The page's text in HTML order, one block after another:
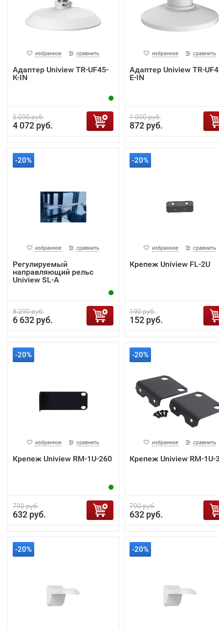
избранное сравнить
Адаптер Uniview TR-UF45-
K-IN
5 090 руб.
4 072 руб.
избранное сравнить
Адаптер Uniview TR-
E-IN
1 090 руб.
872 руб.
-20%
избранное сравнить
Регулируемый
направляющий рельс
Uniview SL-A
8 290 руб.
6 632 руб.
-20%
избранное сравнить
Крепеж Uniview FL-2U
190 руб.
152 руб.
-20%
избранное сравнить
Крепеж Uniview RM-1U-260
790 руб.
632 руб.
-20%
избранное сравнить
Крепеж Uniview RM-1U-
790 руб.
632 руб.
-20% -20%